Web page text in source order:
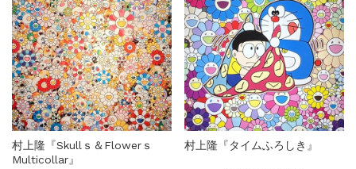
村上隆『Skullｓ＆Flowerｓ
Multicollar』
村上隆『タイムふろしき』